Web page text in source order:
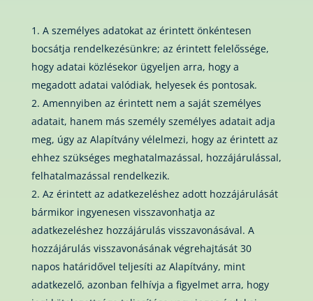
A személyes adatokat az érintett önkéntesen
bocsátja rendelkezésünkre; az érintett felelőssége,
hogy adatai közlésekor ügyeljen arra, hogy a
megadott adatai valódiak, helyesek és pontosak.
2. Amennyiben az érintett nem a saját személyes
adatait, hanem más személy személyes adatait adja
meg, úgy az Alapítvány vélelmezi, hogy az érintett az
ehhez szükséges meghatalmazással, hozzájárulással,
felhatalmazással rendelkezik.
Az érintett az adatkezeléshez adott hozzájárulását
bármikor ingyenesen visszavonhatja az
adatkezeléshez hozzájárulás visszavonásával. A
hozzájárulás visszavonásának végrehajtását 30
napos határidővel teljesíti az Alapítvány, mint
adatkezelő, azonban felhívja a figyelmet arra, hogy